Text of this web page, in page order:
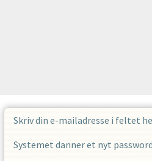
Skriv din e-mailadresse i feltet
Systemet danner et nyt